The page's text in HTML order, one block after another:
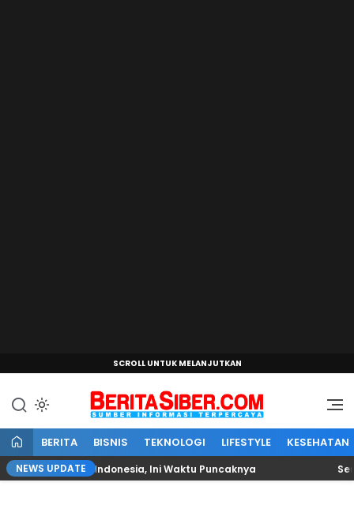
SCROLL UNTUK MELANJUTKAN
BeritaSiber.com
Sumber Informasi Terpercaya
BERITA BISNIS TEKNOLOGI LIFESTYLE KESEHATAN
NEWS UPDATE
dari Indonesia, Ini Waktu Puncaknya Senator Lia